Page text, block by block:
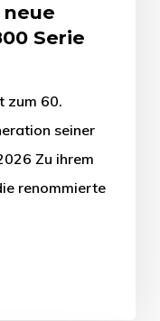
Serie
zum 60.
seiner
Zu ihrem
renommierte